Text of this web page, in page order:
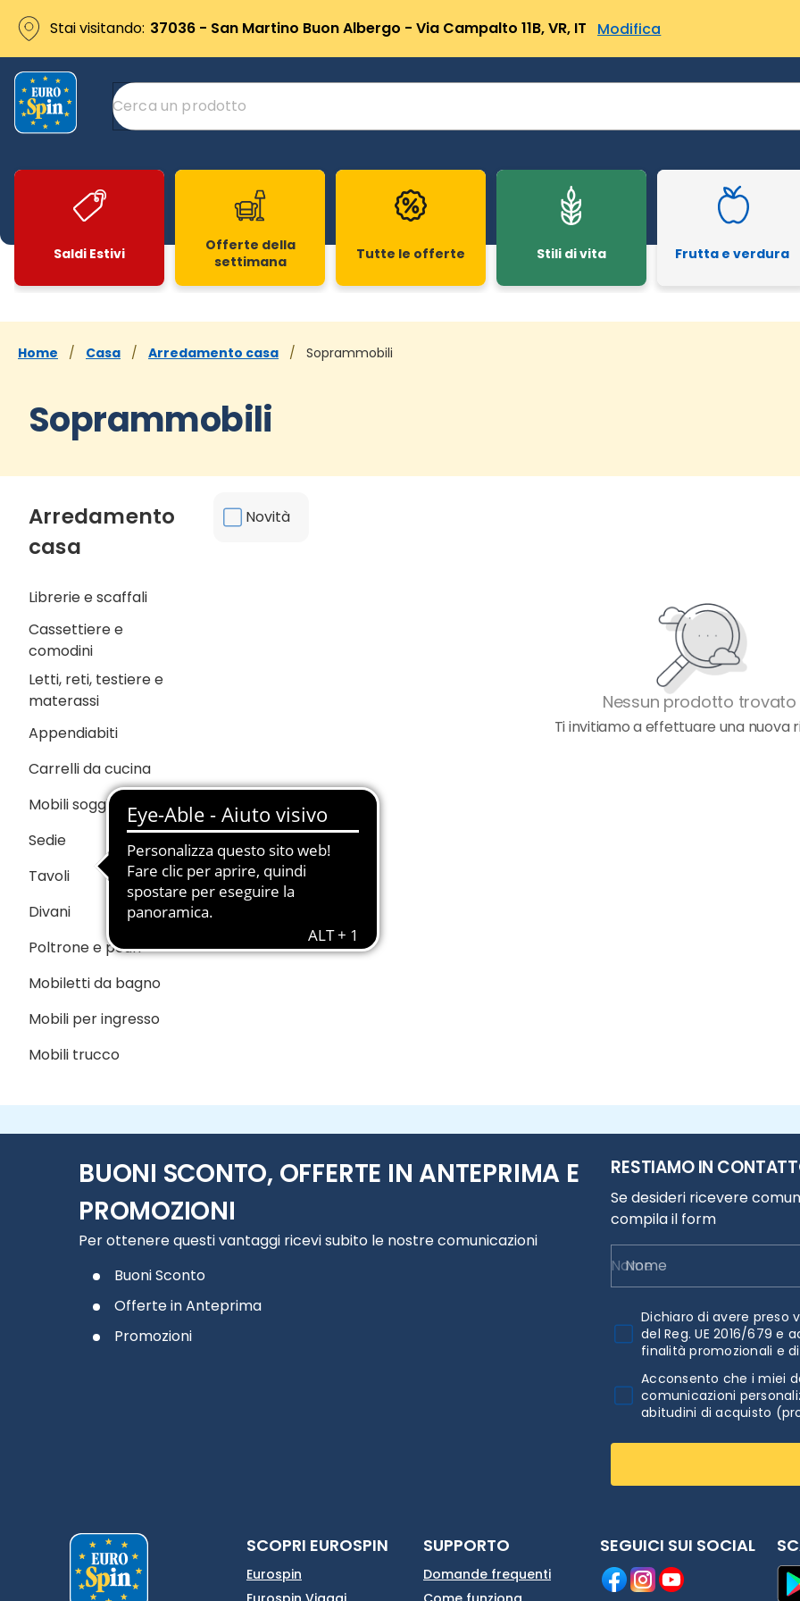
Stai visitando: 37036 - San Martino Buon Albergo - Via Campalto 11B, VR, IT Modifica
Saldi Estivi
Offerte della
settimana
Tutte le offerte Stili di vita Frutta e verdura
Home / Casa / Arredamento casa / Soprammobili
Soprammobili
Arredamento
casa
Librerie e scaffali
Cassettiere e
comodini
Letti, reti, testiere e
materassi
Appendiabiti
Carrelli da cucina
Mobili soggiorno
Sedie
Tavoli
Divani
Poltrone e pouff
Mobiletti da bagno
Mobili per ingresso
Mobili trucco
Novità
Nessun prodotto trovato
Ti invitiamo a effettuare una nuova
BUONI SCONTO, OFFERTE IN ANTEPRIMA E
PROMOZIONI
Per ottenere questi vantaggi ricevi subito le nostre comunicazioni
Buoni Sconto
Offerte in Anteprima
Promozioni
RESTIAMO IN
Se desideri ricevere
compila il form
Nome
Dichiaro di avere preso
del Reg. UE 2016/679
finalità promozionali e
Acconsento che i miei
comunicazioni
abitudini di acquisto
SCOPRI EUROSPIN
Eurospin
SUPPORTO
Domande frequenti
SEGUICI SUI SOCIAL